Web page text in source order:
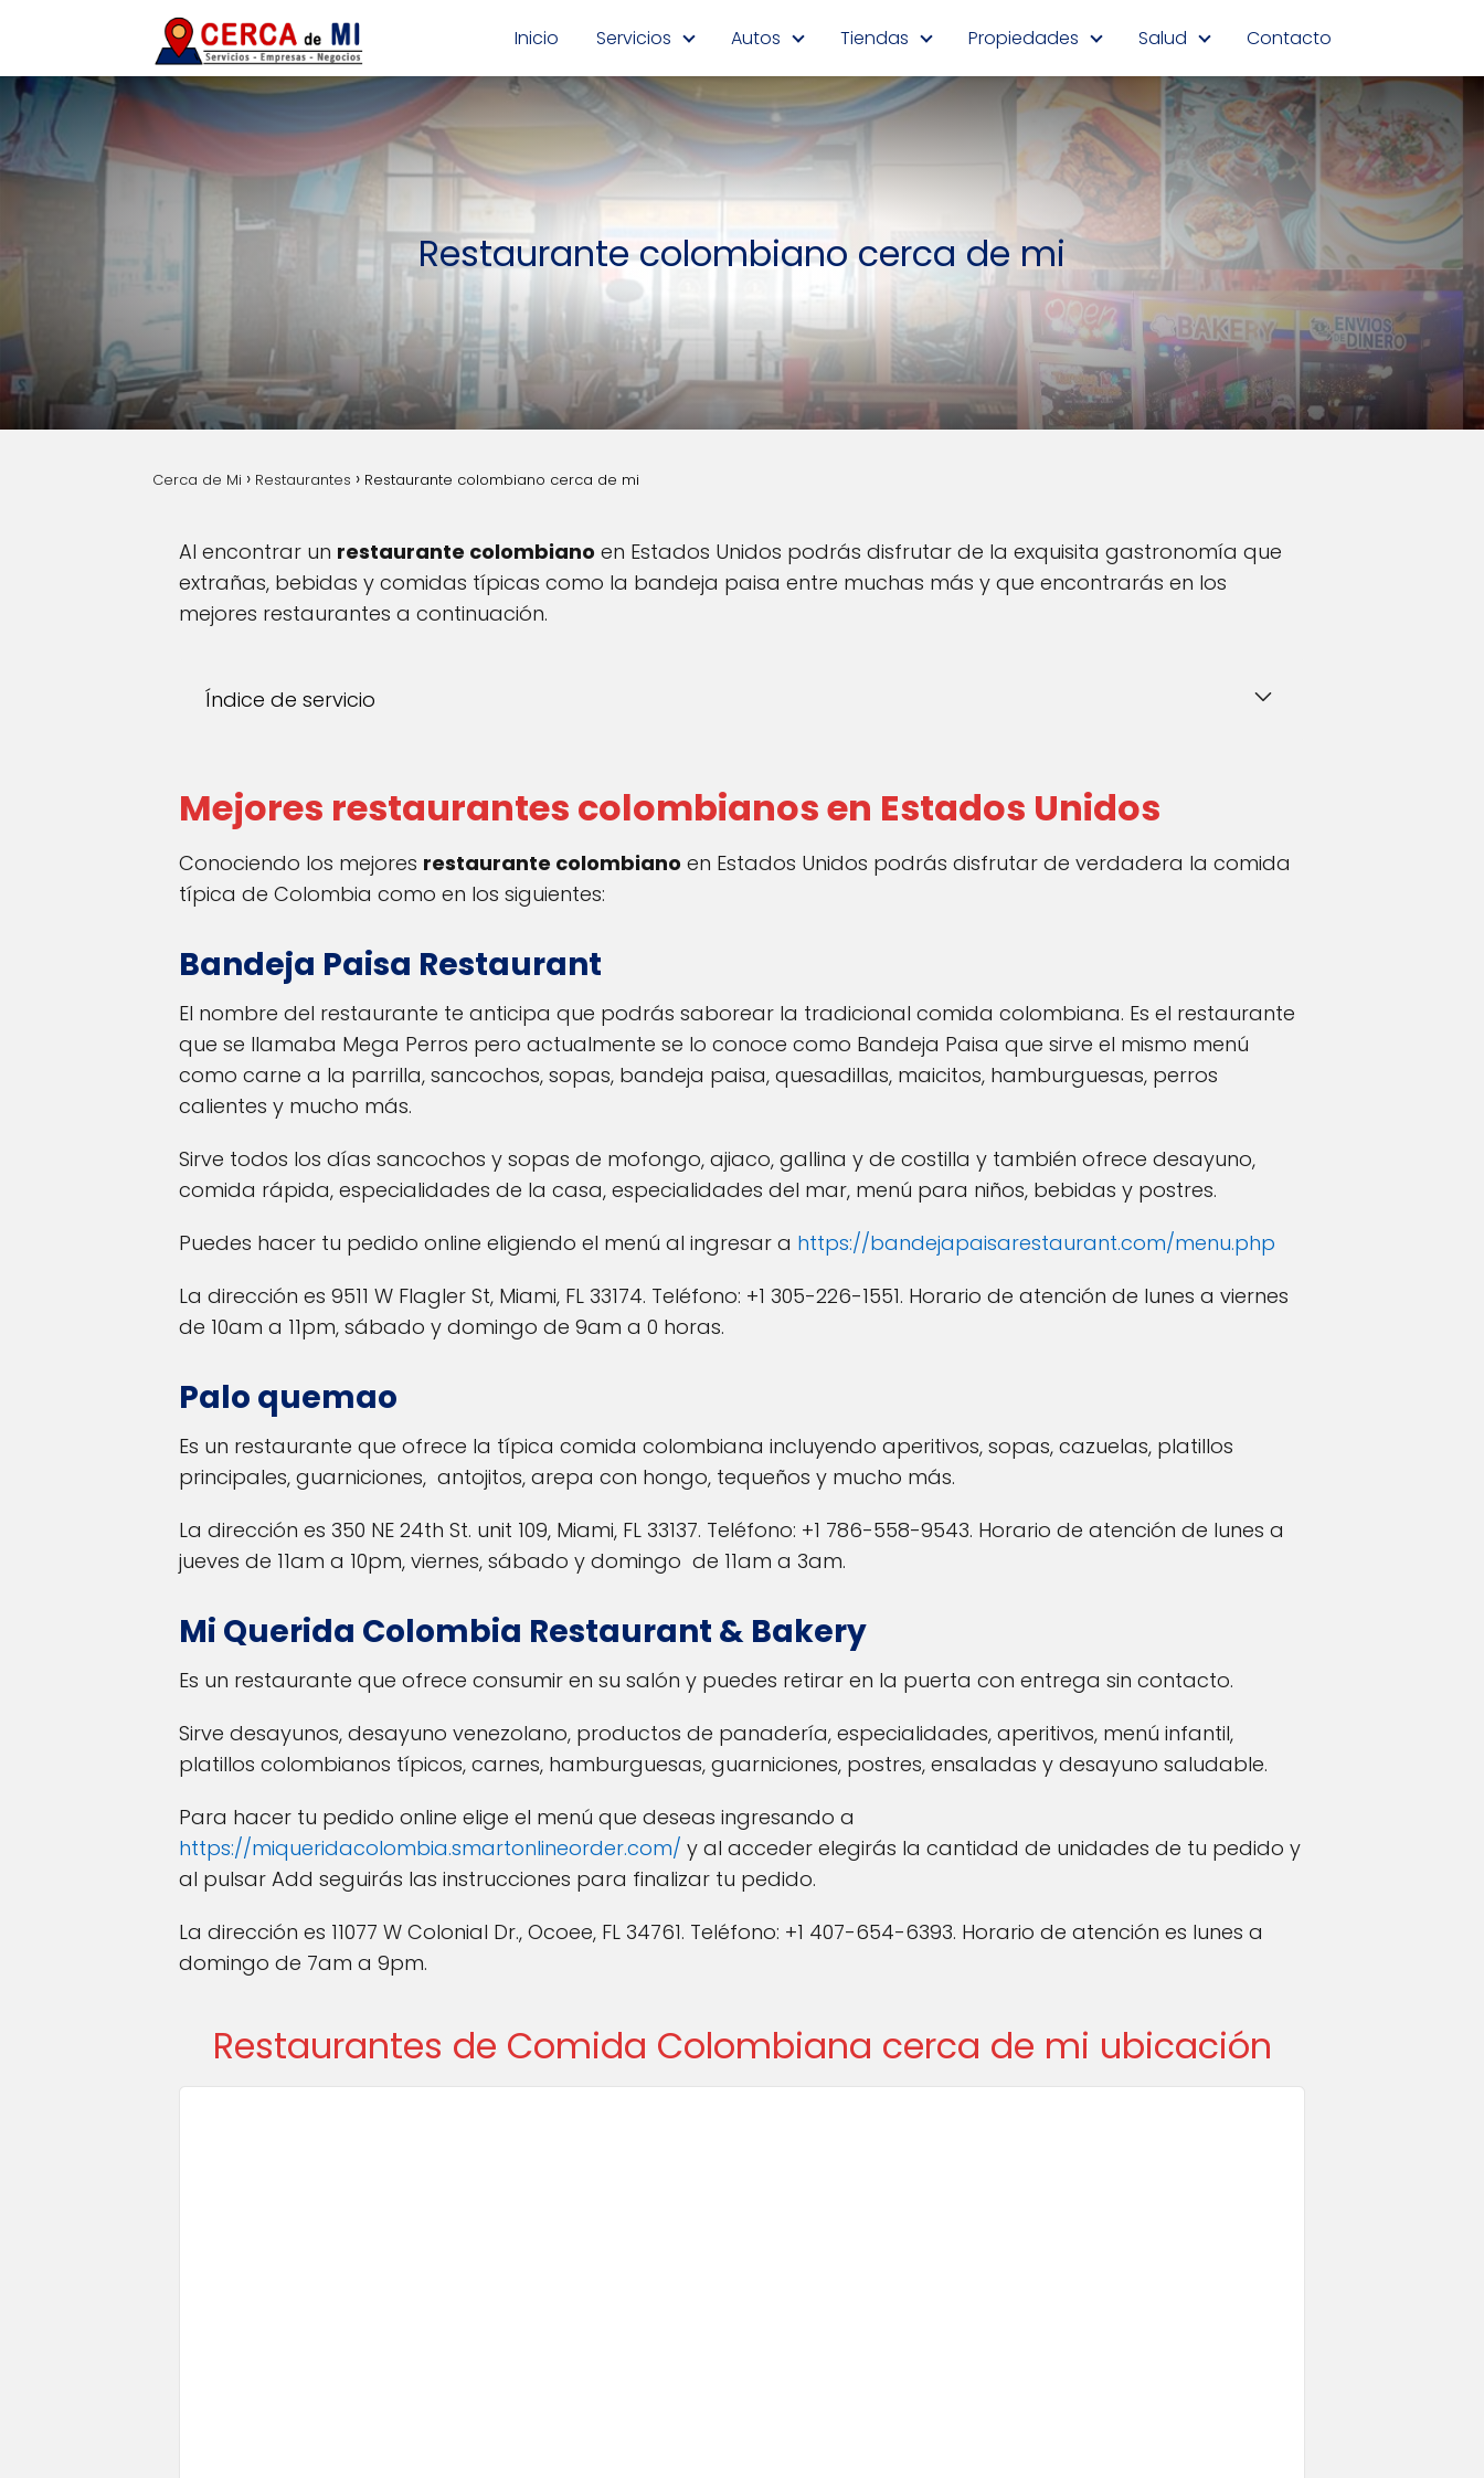
Inicio Servicios Autos Tiendas Propiedades Salud Contacto
Restaurante colombiano cerca de mi
Cerca de Mi Restaurantes Restaurante colombiano cerca de mi
Al encontrar un restaurante colombiano en Estados Unidos podrás disfrutar de la exquisita gastronomía que
extrañas, bebidas y comidas típicas como la bandeja paisa entre muchas más y que encontrarás en los
mejores restaurantes a continuación.
Índice de servicio
Mejores restaurantes colombianos en Estados Unidos
Conociendo los mejores restaurante colombiano en Estados Unidos podrás disfrutar de verdadera la comida
típica de Colombia como en los siguientes:
Bandeja Paisa Restaurant
El nombre del restaurante te anticipa que podrás saborear la tradicional comida colombiana. Es el restaurante
que se llamaba Mega Perros pero actualmente se lo conoce como Bandeja Paisa que sirve el mismo menú
como carne a la parrilla, sancochos, sopas, bandeja paisa, quesadillas, maicitos, hamburguesas, perros
calientes y mucho más.
Sirve todos los días sancochos y sopas de mofongo, ajiaco, gallina y de costilla y también ofrece desayuno,
comida rápida, especialidades de la casa, especialidades del mar, menú para niños, bebidas y postres.
Puedes hacer tu pedido online eligiendo el menú al ingresar a https://bandejapaisarestaurant.com/menu.php
La dirección es 9511 W Flagler St, Miami, FL 33174. Teléfono: +1 305-226-1551. Horario de atención de lunes a viernes
de 10am a 11pm, sábado y domingo de 9am a 0 horas.
Palo quemao
Es un restaurante que ofrece la típica comida colombiana incluyendo aperitivos, sopas, cazuelas, platillos
principales, guarniciones, antojitos, arepa con hongo, tequeños y mucho más.
La dirección es 350 NE 24th St. unit 109, Miami, FL 33137. Teléfono: +1 786-558-9543. Horario de atención de lunes a
jueves de 11am a 10pm, viernes, sábado y domingo de 11am a 3am.
Mi Querida Colombia Restaurant & Bakery
Es un restaurante que ofrece consumir en su salón y puedes retirar en la puerta con entrega sin contacto.
Sirve desayunos, desayuno venezolano, productos de panadería, especialidades, aperitivos, menú infantil,
platillos colombianos típicos, carnes, hamburguesas, guarniciones, postres, ensaladas y desayuno saludable.
Para hacer tu pedido online elige el menú que deseas ingresando a
https://miqueridacolombia.smartonlineorder.com/ y al acceder elegirás la cantidad de unidades de tu pedido y
al pulsar Add seguirás las instrucciones para finalizar tu pedido.
La dirección es 11077 W Colonial Dr., Ocoee, FL 34761. Teléfono: +1 407-654-6393. Horario de atención es lunes a
domingo de 7am a 9pm.
Restaurantes de Comida Colombiana cerca de mi ubicación